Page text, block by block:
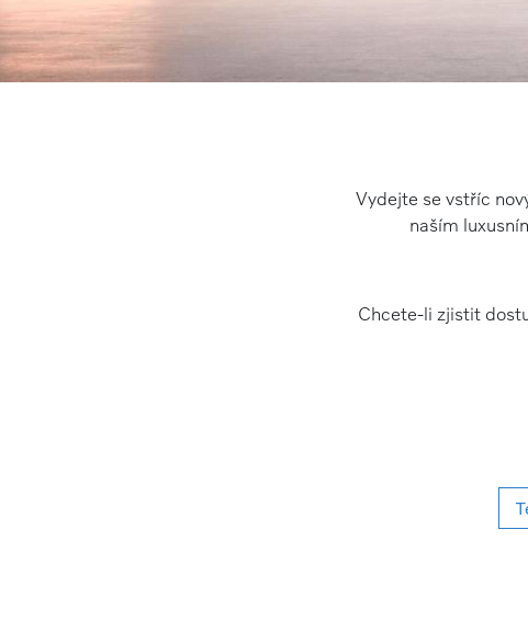
Vydejte se vstříc
naším
Chcete-li zjistit